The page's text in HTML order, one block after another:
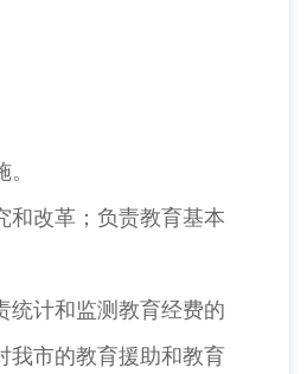
改革；负责教育基本
计和监测教育经费的
我市的教育援助和教育